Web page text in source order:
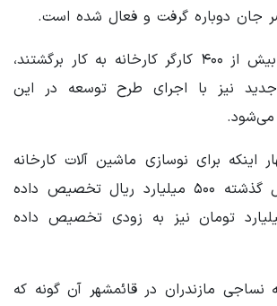
جان دوباره گرفت و فعال شده است.
وی با بیان اینکه بیش از ۴۰۰ کارگر کارخانه به کار برگشتند،
شغل جدید نیز با اجرای طرح توسعه در این
می‌شود.
اینکه برای نوسازی ماشین آلات کارخانه
نساجی طی یکسال گذشته ۵۰۰ میلیارد ریال تخصیص داده
افزود: ۳۰ میلیارد تومان نیز به زودی تخصیص داده
نساجی مازندران در قائمشهر آن گونه که